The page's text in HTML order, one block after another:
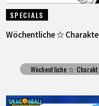
SPECIALS
Wöchentliche ☆
Wöchentliche ☆